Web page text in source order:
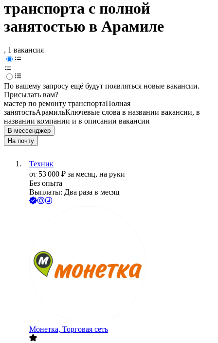
транспорта с полной
занятостью в Арамиле
, 1 вакансия
По вашему запросу ещё будут появляться новые вакансии.
Присылать вам?
мастер по ремонту транспортаПолная
занятостьАрамильКлючевые слова в названии вакансии, в
названии компании и в описании вакансии
В мессенджер
На почту
Техник
от 53 000 ₽ за месяц, на руки
Без опыта
Выплаты: Два раза в месяц
Монетка, Торговая сеть